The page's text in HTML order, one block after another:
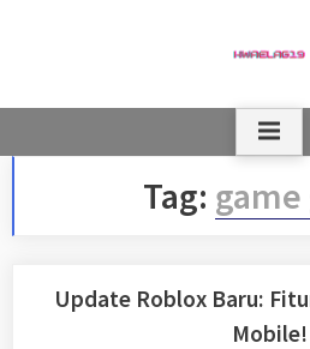
Tag:
Update Roblox Baru:
Mobile!